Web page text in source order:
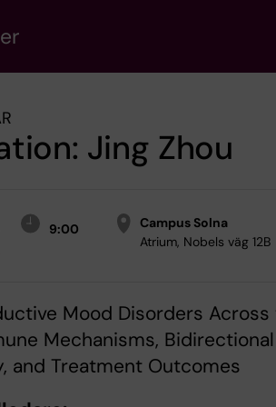
Jing Zhou
9:00
Campus Solna
Atrium, Nobels väg 12B
Mood Disorders
Mechanisms, Bidirectional
and Treatment Outcomes